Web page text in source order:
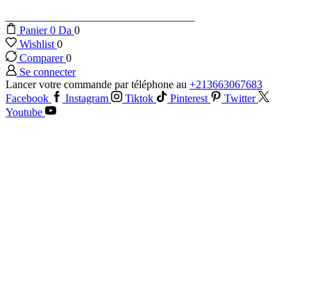
Panier0 Da 0
Wishlist 0
Comparer0
Se connecter
Lancer votre commande par téléphone au +213663067683
Facebook
Instagram Tiktok Pinterest
Twitter
Youtube